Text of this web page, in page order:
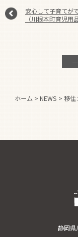
安心して子育てが
（川根本町育児用
ホーム > NEWS > 移住
静岡県